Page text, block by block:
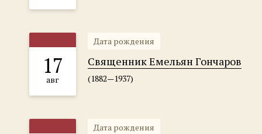
17
авг
Дата рождения
Священник Емельян Гончаров
(1882—1937)
Дата рождения